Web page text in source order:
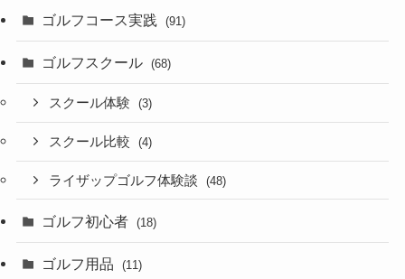
ゴルフコース実践 (91)
ゴルフスクール (68)
スクール体験 (3)
スクール比較 (4)
ライザップゴルフ体験談 (48)
ゴルフ初心者 (18)
ゴルフ用品 (11)